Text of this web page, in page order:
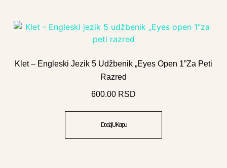
Klet – Engleski Jezik 5 Udžbenik „Eyes Open 1”za Peti
Razred
600.00 RSD
Dodaj U Korpu